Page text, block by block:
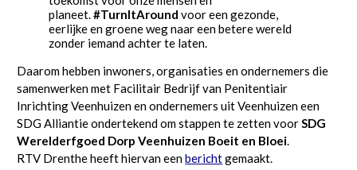
planeet.#TurnItAround voor een gezonde,
eerlijke en groene weg naar een betere wereld
zonder iemand achter te laten.
Daarom hebben inwoners, organisaties en ondernemers die
samenwerken met Facilitair Bedrijf van Penitentiair
Inrichting Veenhuizen en ondernemers uit Veenhuizen een
SDG Alliantie ondertekend om stappen te zetten voorSDG
Werelderfgoed Dorp Veenhuizen Boeit en Bloei.
RTV Drenthe heeft hiervan eenberichtgemaakt.